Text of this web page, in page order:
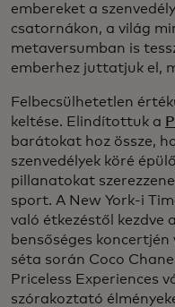
embereket a
csatornákon, a világ
metaversumban is
emberhez juttatjuk el,
Felbecsülhetetlen
keltése. Elindítottuk a
barátokat hoz össze,
szenvedélyek köré
pillanatokat
sport. A New York-i
való étkezéstől kezdve
bensőséges
séta során Coco
Priceless Experiences
szórakoztató